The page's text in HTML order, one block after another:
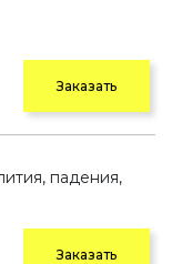
Заказать
падения,
Заказать